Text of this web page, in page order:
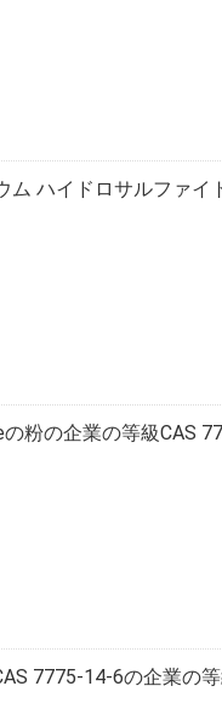
ム ハイドロサルファイ
粉の企業の等級CAS
7775-14-6の企業の